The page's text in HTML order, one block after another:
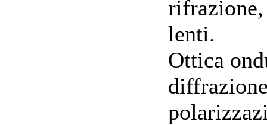
rifrazione,
lenti.
Ottica